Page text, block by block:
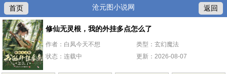
首页 沧元图小说网 返回
修仙无灵根，我的外挂多点怎么了
作者：白凤今天不想
类型：玄幻魔法
状态：连载中
更新：2026-08-07